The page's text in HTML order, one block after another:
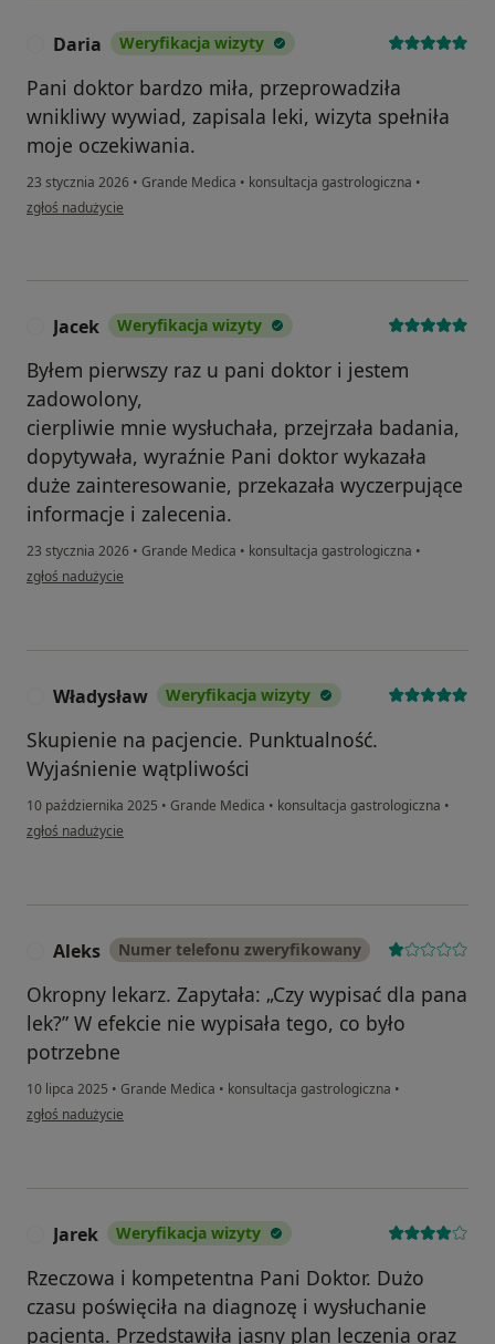
Daria Weryfikacja wizyty
Pani doktor bardzo miła, przeprowadziła
wnikliwy wywiad, zapisala leki, wizyta spełniła
moje oczekiwania.
23 stycznia 2026 • Grande Medica • konsultacja gastrologiczna •
w opinii użytkownika Daria
zgłoś nadużycie
Jacek Weryfikacja wizyty
Byłem pierwszy raz u pani doktor i jestem
zadowolony,
cierpliwie mnie wysłuchała, przejrzała badania,
dopytywała, wyraźnie Pani doktor wykazała
duże zainteresowanie, przekazała wyczerpujące
informacje i zalecenia.
23 stycznia 2026 • Grande Medica • konsultacja gastrologiczna •
w opinii użytkownika Jacek
zgłoś nadużycie
Władysław Weryfikacja wizyty
Skupienie na pacjencie. Punktualność.
Wyjaśnienie wątpliwości
10 października 2025 • Grande Medica • konsultacja gastrologiczna •
w opinii użytkownika Władysław
zgłoś nadużycie
Aleks Numer telefonu zweryfikowany
Okropny lekarz. Zapytała: „Czy wypisać dla pana
lek?” W efekcie nie wypisała tego, co było
potrzebne
10 lipca 2025 • Grande Medica • konsultacja gastrologiczna •
w opinii użytkownika Aleks
zgłoś nadużycie
Jarek Weryfikacja wizyty
Rzeczowa i kompetentna Pani Doktor. Dużo
czasu poświęciła na diagnozę i wysłuchanie
pacjenta. Przedstawiła jasny plan leczenia oraz